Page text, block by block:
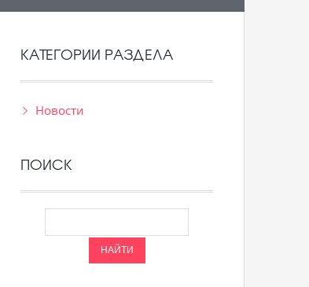
КАТЕГОРИИ РАЗДЕЛА
Новости
ПОИСК